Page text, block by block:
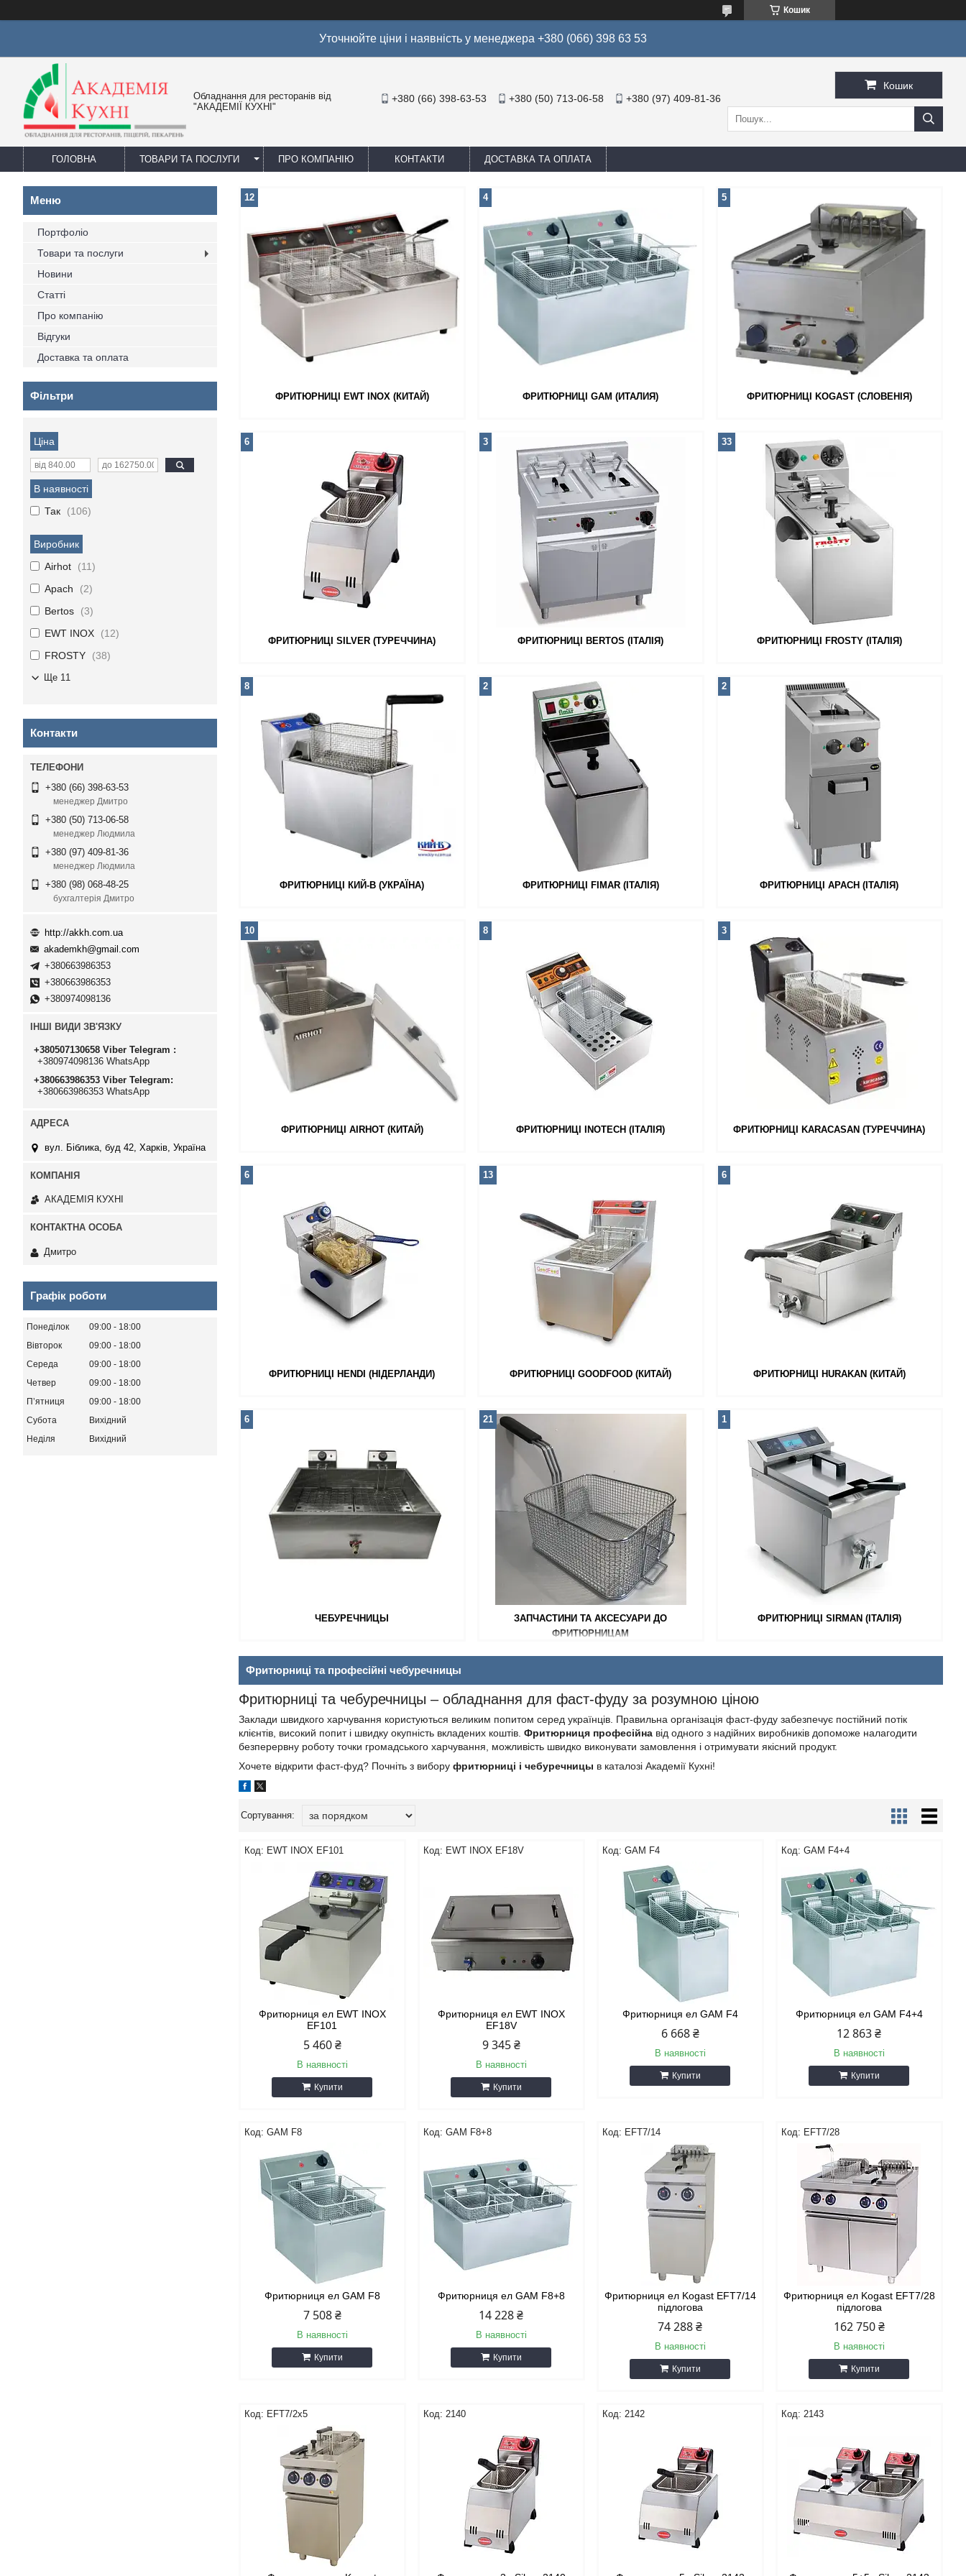
Кошик
Уточнюйте ціни і наявність у менеджера +380 (066) 398 63 53
Обладнання для ресторанів від
"АКАДЕМІЇ КУХНІ"
+380 (66) 398-63-53 +380 (50) 713-06-58 +380 (97) 409-81-36
Кошик
ГОЛОВНА ТОВАРИ ТА ПОСЛУГИ ПРО КОМПАНІЮ КОНТАКТИ ДОСТАВКА ТА ОПЛАТА
ФРИТЮРНИЦІ EWT INOX (КИТАЙ)
12
ФРИТЮРНИЦІ GAM (ИТАЛИЯ)
4
ФРИТЮРНИЦІ KOGAST (СЛОВЕНІЯ)
5
ФРИТЮРНИЦІ SILVER (ТУРЕЧЧИНА)
6
ФРИТЮРНИЦІ BERTOS (ІТАЛІЯ)
3
ФРИТЮРНИЦІ FROSTY (ІТАЛІЯ)
33
ФРИТЮРНИЦІ КИЙ-В (УКРАЇНА)
8
ФРИТЮРНИЦІ FIMAR (ІТАЛІЯ)
2
ФРИТЮРНИЦІ APACH (ІТАЛІЯ)
2
ФРИТЮРНИЦІ AIRHOT (КИТАЙ)
10
ФРИТЮРНИЦІ INOTECH (ІТАЛІЯ)
8
ФРИТЮРНИЦІ KARACASAN (ТУРЕЧЧИНА)
3
ФРИТЮРНИЦІ HENDI (НІДЕРЛАНДИ)
6
ФРИТЮРНИЦІ GOODFOOD (КИТАЙ)
13
ФРИТЮРНИЦІ HURAKAN (КИТАЙ)
6
ЧЕБУРЕЧНИЦЫ
6
ЗАПЧАСТИНИ ТА АКСЕСУАРИ ДО
ФРИТЮРНИЦАМ
21
ФРИТЮРНИЦІ SIRMAN (ІТАЛІЯ)
1
Фритюрниці та професійні чебуречницы
Фритюрниці та чебуречницы – обладнання для фаст-фуду за розумною ціною
Заклади швидкого харчування користуються великим попитом серед українців. Правильна організація фаст-фуду забезпечує постійний потік
клієнтів, високий попит і швидку окупність вкладених коштів. Фритюрниця професійна від одного з надійних виробників допоможе налагодити
безперервну роботу точки громадського харчування, можливість швидко виконувати замовлення і отримувати якісний продукт.
Хочете відкрити фаст-фуд? Почніть з вибору фритюрниці і чебуречницы в каталозі Академії Кухні!
EWT INOX EF101
Фритюрниця ел EWT INOX
EF101
5 460 ₴
В наявності
Купити
EWT INOX EF18V
Фритюрниця ел EWT INOX
EF18V
9 345 ₴
В наявності
Купити
GAM F4
Фритюрниця ел GAM F4
6 668 ₴
В наявності
Купити
GAM F4+4
Фритюрниця ел GAM F4+4
12 863 ₴
В наявності
Купити
GAM F8
Фритюрниця ел GAM F8
7 508 ₴
В наявності
Купити
GAM F8+8
Фритюрниця ел GAM F8+8
14 228 ₴
В наявності
Купити
EFT7/14
Фритюрниця ел Kogast EFT7/14
підлогова
74 288 ₴
В наявності
Купити
EFT7/28
Фритюрниця ел Kogast EFT7/28
підлогова
162 750 ₴
В наявності
Купити
EFT7/2х5 2140 2142 2143
Портфоліо
Товари та послуги
Новини
Статті
Про компанію
Відгуки
Доставка та оплата
Фільтри
Ціна
В наявності
Так
106
Виробник
Airhot
11
Apach
2
Bertos
3
EWT INOX
12
FROSTY
38
Ще 11
Контакти
+380 (66) 398-63-53
менеджер Дмитро
+380 (50) 713-06-58
менеджер Людмила
+380 (97) 409-81-36
менеджер Людмила
+380 (98) 068-48-25
бухгалтерія Дмитро
http://akkh.com.ua
akademkh@gmail.com
+380663986353
+380663986353
+380974098136
ІНШІ ВИДИ ЗВ'ЯЗКУ
+380507130658 Viber Telegram
+380974098136 WhatsApp
+380663986353 Viber Telegram
+380663986353 WhatsApp
вул. Біблика, буд 42, Харків, Україна
АКАДЕМІЯ КУХНІ
Дмитро
Графік роботи
Понеділок 09:00
18:00
Вівторок
09:00
18:00
Середа
09:00
18:00
Четвер
09:00
18:00
Пʼятниця
09:00
18:00
Субота
Вихідний
Неділя
Вихідний